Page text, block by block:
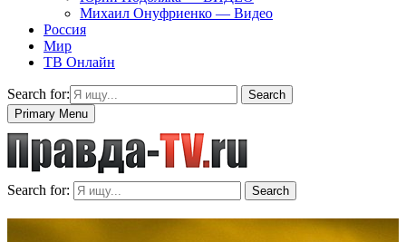
Михаил Онуфриенко — Видео
Россия
Мир
ТВ Онлайн
Search for:
Search
Primary Menu
Search for: Search